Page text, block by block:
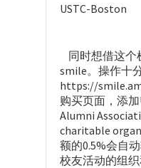
USTC-Boston
同时想借这个
smile。操作十
https://
购买页面，添加
Alumni
charitable
额的0.5%会自
校友活动的组织